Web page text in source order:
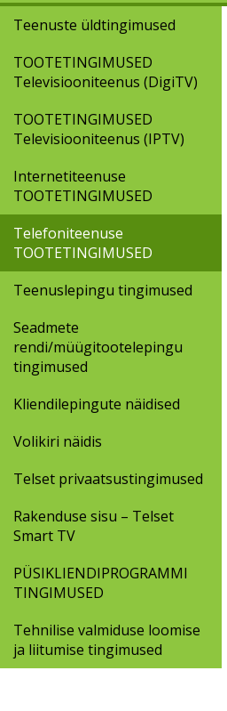
Teenuste üldtingimused
TOOTETINGIMUSED
Televisiooniteenus (DigiTV)
TOOTETINGIMUSED
Televisiooniteenus (IPTV)
Internetiteenuse
TOOTETINGIMUSED
Telefoniteenuse
TOOTETINGIMUSED
Teenuslepingu tingimused
Seadmete
rendi/müügitootelepingu
tingimused
Kliendilepingute näidised
Volikiri näidis
Telset privaatsustingimused
Rakenduse sisu – Telset
Smart TV
PÜSIKLIENDIPROGRAMMI
TINGIMUSED
Tehnilise valmiduse loomise
ja liitumise tingimused